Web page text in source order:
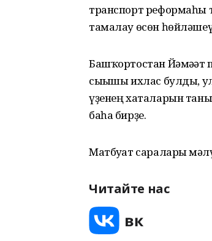
транспорт реформаһы
тамалау өсөн
Башҡортостан Йәмәғәт
сығышы ихлас булды,
үҙенең хаталарын
баһа бирҙе.
Матбуғат саралары
Читайте нас